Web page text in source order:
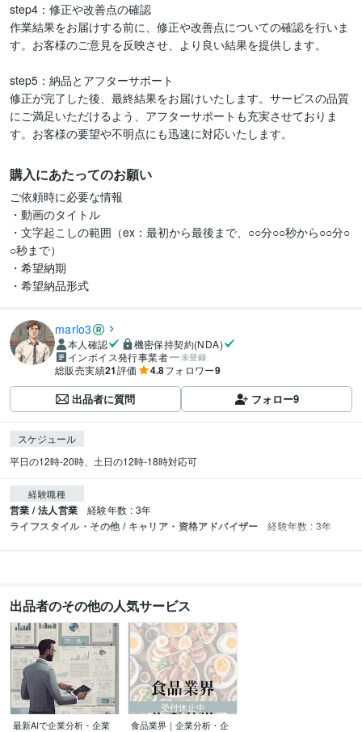
step4：修正や改善点の確認
作業結果をお届けする前に、修正や改善点についての確認を行いま
す。お客様のご意見を反映させ、より良い結果を提供します。
step5：納品とアフターサポート
修正が完了した後、最終結果をお届けいたします。サービスの品質
にご満足いただけるよう、アフターサポートも充実させておりま
す。お客様の要望や不明点にも迅速に対応いたします。
購入にあたってのお願い
ご依頼時に必要な情報
・動画のタイトル
・文字起こしの範囲（ex：最初から最後まで、○○分○○秒から○○分○
○秒まで）
・希望納期
・希望納品形式
marlo3
本人確認
機密保持契約(NDA)
インボイス発行事業者
未登録
総販売実績21評価 4.8フォロワー9
出品者に質問 フォロー9
スケジュール
平日の12時-20時、土日の12時-18時対応可
経験職種
営業 / 法人営業 経験年数 : 3年
ライフスタイル・その他 / キャリア・資格アドバイザー 経験年数 : 3年
出品者のその他の人気サービス
最新AIで企業分析・企業
受付休止中
食品業界｜企業分析・企